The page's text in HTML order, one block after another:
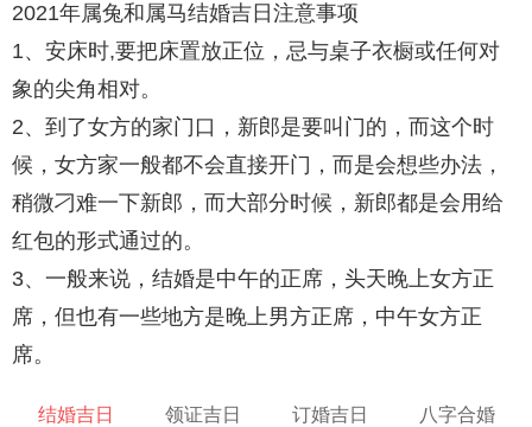
2021年属兔和属马结婚吉日注意事项
1、安床时,要把床置放正位，忌与桌子衣橱或任何对
象的尖角相对。
2、到了女方的家门口，新郎是要叫门的，而这个时
候，女方家一般都不会直接开门，而是会想些办法，
稍微刁难一下新郎，而大部分时候，新郎都是会用给
红包的形式通过的。
3、一般来说，结婚是中午的正席，头天晚上女方正
席，但也有一些地方是晚上男方正席，中午女方正
席。
结婚吉日 领证吉日 订婚吉日 八字合婚